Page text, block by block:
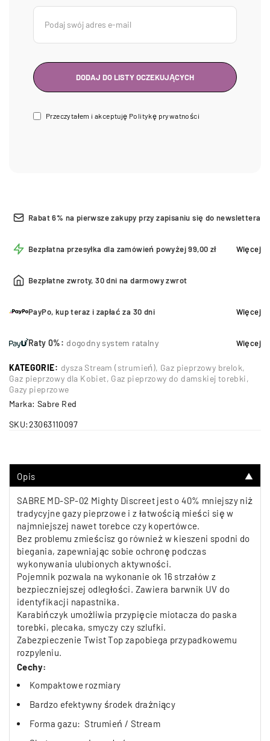
Przeczytałem i akceptuję Politykę prywatności
Rabat 6% na pierwsze zakupy przy zapisaniu się do newslettera
Bezpłatna przesyłka dla zamówień powyżej 99,00 zł Więcej
Bezpłatne zwroty, 30 dni na darmowy zwrot
PayPo, kup teraz i zapłać za 30 dni Więcej
Raty 0%: dogodny system ratalny Więcej
KATEGORIE: dysza Stream (strumień), Gaz pieprzowy brelok,
Gaz pieprzowy dla Kobiet, Gaz pieprzowy do damskiej torebki,
Gazy pieprzowe
Marka: Sabre Red
SKU:23063110097
Opis ▼
SABRE MD-SP-02 Mighty Discreet jest o 40% mniejszy niż
tradycyjne gazy pieprzowe i z łatwością mieści się w
najmniejszej nawet torebce czy kopertówce.
Bez problemu zmieścisz go również w kieszeni spodni do
biegania, zapewniając sobie ochronę podczas
wykonywania ulubionych aktywności.
Pojemnik pozwala na wykonanie ok 16 strzałów z
bezpieczniejszej odległości. Zawiera barwnik UV do
identyfikacji napastnika.
Karabińczyk umożliwia przypięcie miotacza do paska
torebki, plecaka, smyczy czy szlufki.
Zabezpieczenie Twist Top zapobiega przypadkowemu
rozpyleniu.
Cechy:
Kompaktowe rozmiary
Bardzo efektywny środek drażniący
Forma gazu: Strumień / Stream